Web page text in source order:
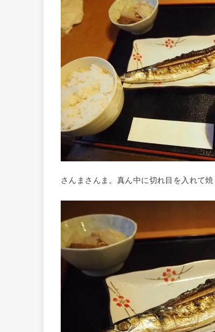
さんまさんま。真ん中に切れ目を入れて